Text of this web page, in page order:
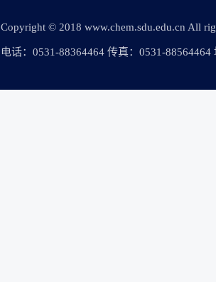
Copyright © 2018 www.chem.sdu.edu.cn All
电话：0531-88364464 传真：0531-